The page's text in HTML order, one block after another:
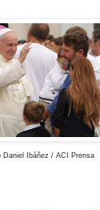
Daniel Ibáñez / ACI Prensa